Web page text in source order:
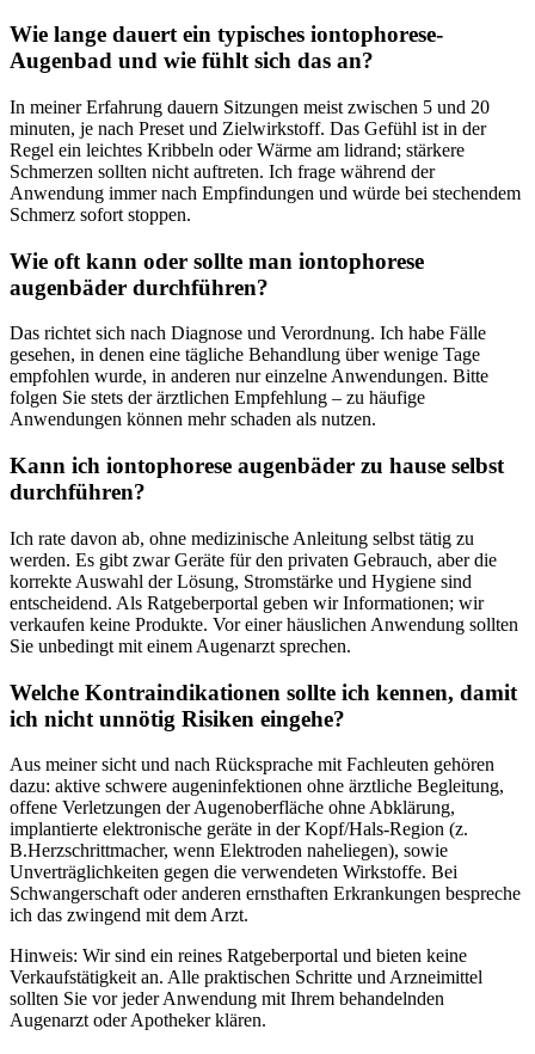
Wie lange dauert ein typisches iontophorese-
Augenbad und wie fühlt sich das an?
In meiner Erfahrung dauern Sitzungen meist zwischen 5 und 20
minuten, ⁣je ⁢nach Preset und Zielwirkstoff. Das ⁣Gefühl‌ ist in der
Regel​ ein leichtes Kribbeln‌ oder Wärme am lidrand; stärkere
Schmerzen sollten nicht auftreten. Ich frage während‌ der
Anwendung‌ immer nach Empfindungen und würde bei stechendem
Schmerz sofort stoppen.
Wie oft​ kann oder sollte man iontophorese
augenbäder‍ durchführen?
Das richtet sich nach Diagnose und Verordnung.‌ Ich habe Fälle
⁤gesehen, in denen eine tägliche‍ Behandlung⁢ über wenige Tage
⁣empfohlen wurde, in anderen nur einzelne Anwendungen.‌ Bitte
folgen ⁤Sie⁣ stets der ärztlichen Empfehlung – zu häufige
Anwendungen können mehr schaden als nutzen.
Kann ich iontophorese augenbäder zu ⁣hause selbst
durchführen?
Ich rate ⁢davon ab, ohne medizinische Anleitung selbst tätig zu
werden. Es gibt⁤ zwar Geräte​ für ⁢den privaten Gebrauch, aber die
⁤korrekte Auswahl der Lösung, Stromstärke und Hygiene sind ​
entscheidend. Als Ratgeberportal geben wir ⁢Informationen; wir
verkaufen keine ‍Produkte. Vor einer häuslichen Anwendung sollten
Sie unbedingt mit einem Augenarzt sprechen.
Welche Kontraindikationen sollte ich kennen,‍ damit
ich nicht unnötig Risiken eingehe?
Aus meiner sicht⁣ und nach Rücksprache​ mit Fachleuten gehören
dazu: aktive schwere augeninfektionen ohne ärztliche Begleitung,
offene Verletzungen der Augenoberfläche ohne Abklärung,
implantierte ⁣elektronische ⁤geräte in ‌der Kopf/Hals-Region (z.
B.Herzschrittmacher, wenn⁤ Elektroden naheliegen), sowie
Unverträglichkeiten gegen⁣ die verwendeten Wirkstoffe. Bei
Schwangerschaft oder anderen ‍ernsthaften Erkrankungen bespreche
ich das zwingend mit⁢ dem Arzt.
Hinweis: Wir sind ein reines Ratgeberportal und ‍bieten keine
Verkaufstätigkeit an. ‌Alle praktischen ⁢Schritte und ⁢Arzneimittel
sollten Sie vor jeder Anwendung mit ​Ihrem behandelnden
Augenarzt​ oder Apotheker klären.